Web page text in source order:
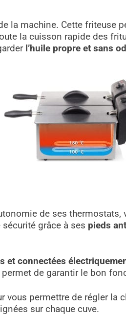
la machine. Cette friteuse
la cuisson rapide des
l’huile propre et sans
de ses
grâce à ses pieds
et connectées
de garantir le bon
vous permettre de régler la
sur chaque cuve.